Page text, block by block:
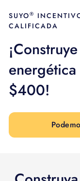
BLOG
APOYO
IDIOMA
SUYO®
CALIFICADA
$400!